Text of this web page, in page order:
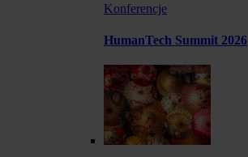
Konferencje
HumanTech Summit 2026